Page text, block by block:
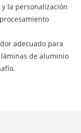
la personalización
adecuado para
de aluminio